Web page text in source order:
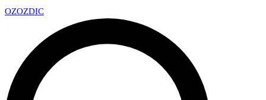
OZOZDIC